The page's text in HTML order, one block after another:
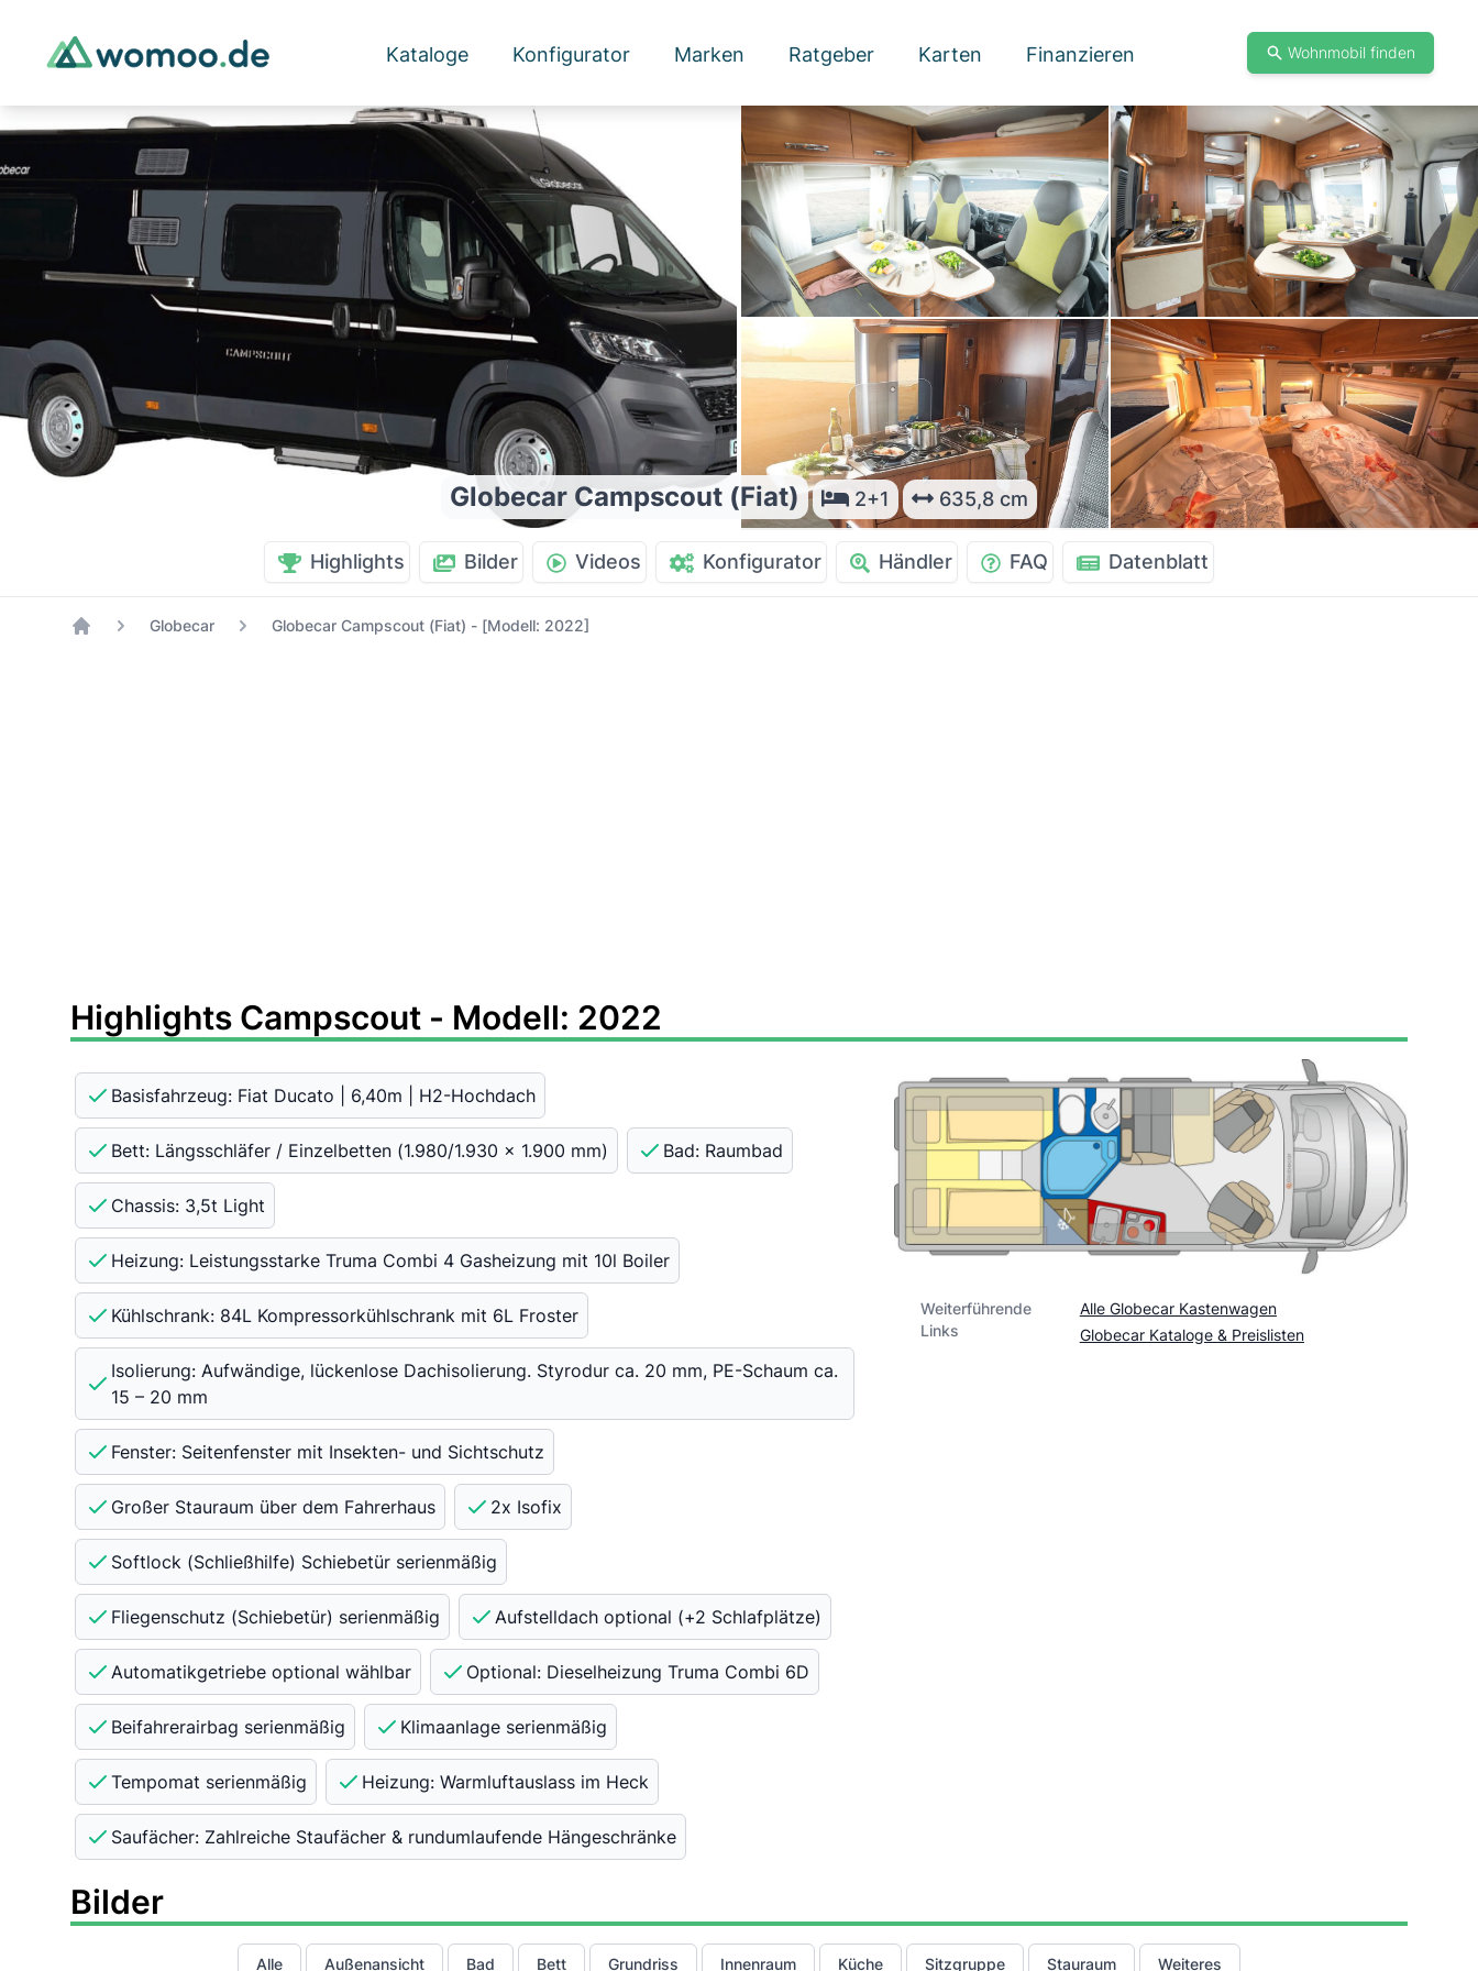
Kataloge Konfigurator Marken Ratgeber Karten Finanzieren Wohnmobil finden
Globecar Campscout (Fiat) 2+1 635,8 cm
Highlights Bilder Videos Konfigurator Händler FAQ Datenblatt
Globecar Globecar Campscout (Fiat) - [Modell: 2022]
Highlights Campscout - Modell: 2022
Basisfahrzeug: Fiat Ducato | 6,40m | H2-Hochdach
Bett: Längsschläfer / Einzelbetten (1.980/1.930 x 1.900 mm) Bad: Raumbad
Chassis: 3,5t Light
Heizung: Leistungsstarke Truma Combi 4 Gasheizung mit 10l Boiler
Kühlschrank: 84L Kompressorkühlschrank mit 6L Froster
Isolierung: Aufwändige, lückenlose Dachisolierung. Styrodur ca. 20 mm, PE-Schaum ca.
15 – 20 mm
Fenster: Seitenfenster mit Insekten- und Sichtschutz
Großer Stauraum über dem Fahrerhaus 2x Isofix
Softlock (Schließhilfe) Schiebetür serienmäßig
Fliegenschutz (Schiebetür) serienmäßig Aufstelldach optional (+2 Schlafplätze)
Automatikgetriebe optional wählbar Optional: Dieselheizung Truma Combi 6D
Beifahrerairbag serienmäßig Klimaanlage serienmäßig
Tempomat serienmäßig Heizung: Warmluftauslass im Heck
Saufächer: Zahlreiche Staufächer & rundumlaufende Hängeschränke
Weiterführende
Links
Alle Globecar Kastenwagen
Globecar Kataloge & Preislisten
Bilder
Alle Außenansicht Bad Bett Grundriss Innenraum Küche Sitzgruppe Stauraum Weiteres